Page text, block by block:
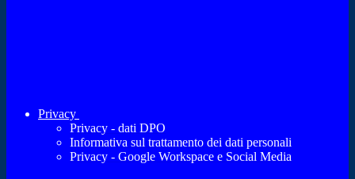
Privacy
Privacy - dati DPO
Informativa sul trattamento dei dati personali
Privacy - Google Workspace e Social Media